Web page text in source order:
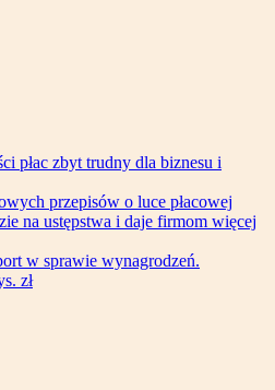
płac zbyt trudny dla biznesu i
przepisów o luce płacowej
na ustępstwa i daje firmom więcej
w sprawie wynagrodzeń.
zł